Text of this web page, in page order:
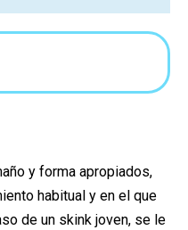
y forma apropiados,
habitual y en el que
de un skink joven, se le